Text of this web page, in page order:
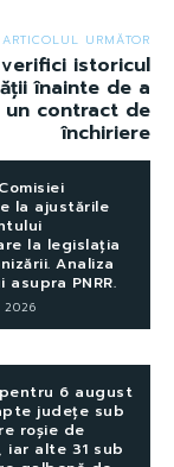
ARTICOLUL URMĂTOR
verifici istoricul
înainte de a
un contract de
închiriere
la ajustările
la legislația
Analiza
PNRR.
2026
6 august
județe sub
roșie de
iar alte 31 sub